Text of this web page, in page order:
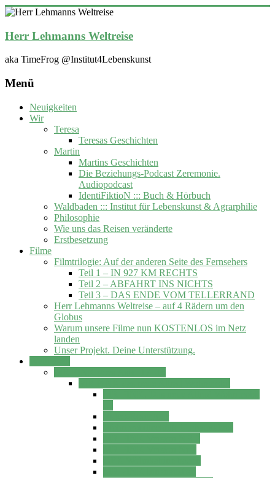
Zum
springen
Herr Lehmanns Weltreise
aka TimeFrog @Institut4Lebenskunst
Menü
Neuigkeiten
Wir
Teresa
Teresas Geschichten
Martin
Martins Geschichten
Die Beziehungs-Podcast Zeremonie.
Audiopodcast
IdentiFiktioN ::: Buch & Hörbuch
Waldbaden ::: Institut für Lebenskunst & Agrarphilie
Philosophie
Wie uns das Reisen veränderte
Erstbesetzung
Filme
Filmtrilogie: Auf der anderen Seite des Fernsehers
Teil 1 – IN 927 KM RECHTS
Teil 2 – ABFAHRT INS NICHTS
Teil 3 – DAS ENDE VOM TELLERRAND
Herr Lehmanns Weltreise – auf 4 Rädern um den
Globus
Warum unsere Filme nun KOSTENLOS im Netz
landen
Unser Projekt. Deine Unterstützung.